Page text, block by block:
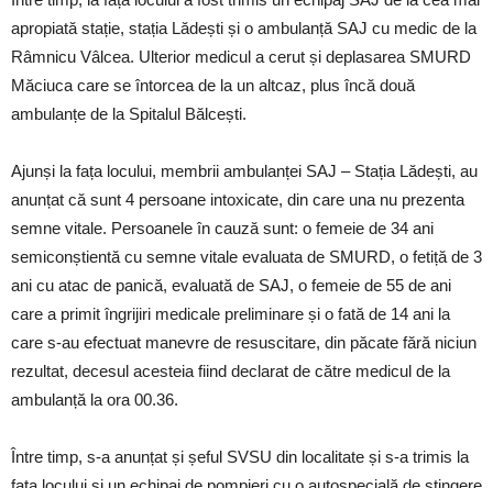
apropiată stație, stația Lădești și o ambulanță SAJ cu medic de la
Râmnicu Vâlcea. Ulterior medicul a cerut și deplasarea SMURD
Măciuca care se întorcea de la un altcaz, plus încă două
ambulanțe de la Spitalul Bălcești.
Ajunși la fața locului, membrii ambulanței SAJ – Stația Lădești, au
anunțat că sunt 4 persoane intoxicate, din care una nu prezenta
semne vitale. Persoanele în cauză sunt: o femeie de 34 ani
semiconștientă cu semne vitale evaluata de SMURD, o fetiță de 3
ani cu atac de panică, evaluată de SAJ, o femeie de 55 de ani
care a primit îngrijiri medicale preliminare și o fată de 14 ani la
care s-au efectuat manevre de resuscitare, din păcate fără niciun
rezultat, decesul acesteia fiind declarat de către medicul de la
ambulanță la ora 00.36.
Între timp, s-a anunțat și șeful SVSU din localitate și s-a trimis la